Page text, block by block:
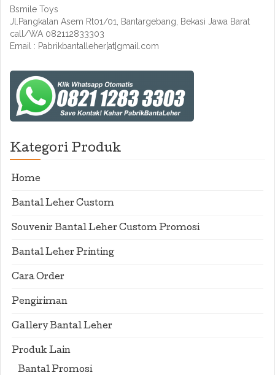
Bsmile Toys
Jl.Pangkalan Asem Rt01/01, Bantargebang, Bekasi Jawa Barat
call/WA 082112833303
Email : Pabrikbantalleher[at]gmail.com
Kategori Produk
Home
Bantal Leher Custom
Souvenir Bantal Leher Custom Promosi
Bantal Leher Printing
Cara Order
Pengiriman
Gallery Bantal Leher
Produk Lain
Bantal Promosi